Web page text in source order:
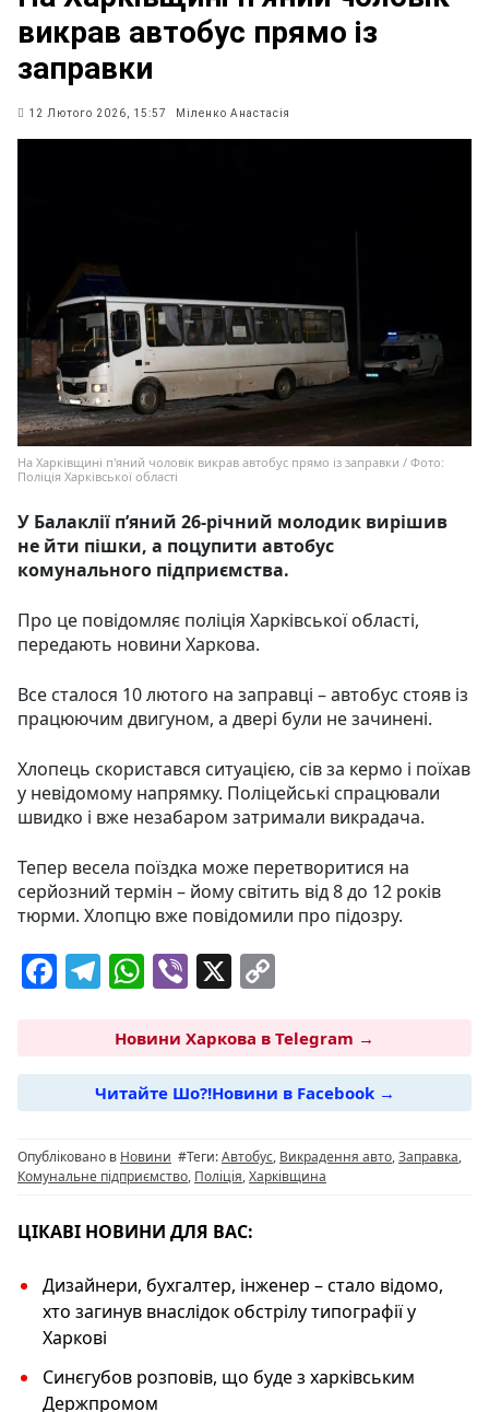
викрав автобус прямо із
заправки
12 Лютого 2026, 15:57 Міленко Анастасія
На Харківщині п'яний чоловік викрав автобус прямо із заправки / Фото:
Поліція Харківської області
У Балаклії п’яний 26-річний молодик вирішив
не йти пішки, а поцупити автобус
комунального підприємства.
Про це повідомляє поліція Харківської області,
передають новини Харкова.
Все сталося 10 лютого на заправці – автобус стояв із
працюючим двигуном, а двері були не зачинені.
Хлопець скористався ситуацією, сів за кермо і поїхав
у невідомому напрямку. Поліцейські спрацювали
швидко і вже незабаром затримали викрадача.
Тепер весела поїздка може перетворитися на
серйозний термін – йому світить від 8 до 12 років
тюрми. Хлопцю вже повідомили про підозру.
F
e
b
o
o
k
T
e
g
ra
m
W
at
s
A
p
p
Vi
er
X
p
y
Li
n
k
Новини Харкова в Telegram →
Читайте Шо?!Новини в Facebook →
Опубліковано в Новини #Теги:Автобус, Викрадення авто,Заправка,
Комунальне підприємство, Поліція,Харківщина
ЦІКАВІ НОВИНИ ДЛЯ ВАС:
Дизайнери, бухгалтер, інженер – стало відомо,
хто загинув внаслідок обстрілу типографії у
Харкові
Синєгубов розповів, що буде з харківським
Держпромом